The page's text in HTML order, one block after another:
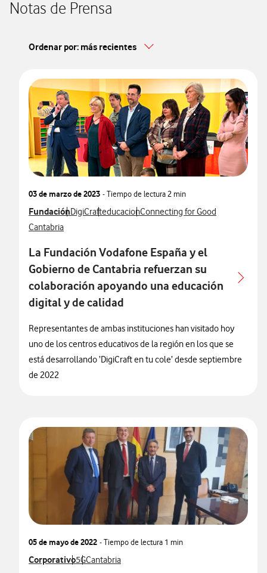
Notas de Prensa
Ordenar por: más recientes
03 de marzo de 2023 - Tiempo de lectura2 min
Ver más notas de prensa relacionados con
FundaciónVer más notas de prensa relacionados con
DigiCraftVer más notas de prensa relacionados con
educacionVer más notas de prensa
Connecting for Good
Ver más notas de prensa relacionados con
Cantabria
La Fundación Vodafone España y el
Gobierno de Cantabria refuerzan su
colaboración apoyando una educación
digital y de calidad
Representantes de ambas instituciones han visitado hoy
uno de los centros educativos de la región en los que se
está desarrollando ‘DigiCraft en tu cole’ desde septiembre
de 2022
05 de mayo de 2022 - Tiempo de lectura 1 min
Ver más notas de prensa relacionados con
CorporativoVer más notas de prensa relacionados con
5GVer más notas de prensa relacionados con
Cantabria